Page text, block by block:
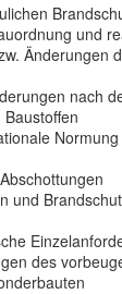
und
Änderungen
nach
und
des